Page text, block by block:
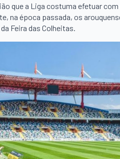
que a Liga costuma efetuar
na época passada, os
Feira das Colheitas.